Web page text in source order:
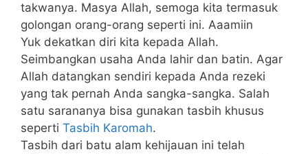
takwanya. Masya Allah, semoga kita termasuk
golongan orang-orang seperti ini. Aaamiin
Yuk dekatkan diri kita kepada Allah.
Seimbangkan usaha Anda lahir dan batin. Agar
Allah datangkan sendiri kepada Anda rezeki
yang tak pernah Anda sangka-sangka. Salah
satu sarananya bisa gunakan tasbih khusus
seperti Tasbih Karomah.
Tasbih dari batu alam kehijauan ini telah